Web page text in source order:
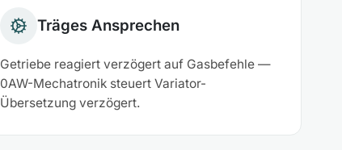
Träges Ansprechen
Getriebe reagiert verzögert auf Gasbefehle —
0AW-Mechatronik steuert Variator-
Übersetzung verzögert.